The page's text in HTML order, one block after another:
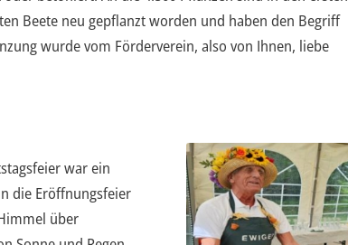
Beete neu gepflanzt worden und haben den Begriff
wurde vom Förderverein, also von Ihnen, liebe
war ein
die Eröffnungsfeier
über